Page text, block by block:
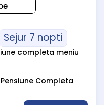
Sejur 7 nopti
completa meniu
Pensiune Completa